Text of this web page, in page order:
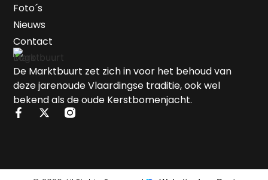
De Marktbuurt zet zich in voor het behoud van
deze jarenoude Vlaardingse traditie, ook wel
bekend als de oude Kerstbomenjacht.
Foto´s
Nieuws
Contact